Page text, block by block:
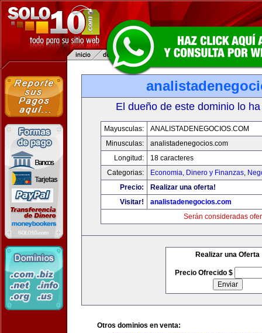
El dueño de este dominio lo
Mayusculas:
ANALISTADENEGOCIOS.COM
Minusculas:
analistadenegocios.com
Longitud:
18 caracteres
Categorias:
Economia, Dinero y Finanzas,
Precio:
Realizar una oferta!
Visitar!
analistadenegocios.com
Serán consideradas
Realizar una Oferta
Precio Ofrecido $
Otros dominios en venta: